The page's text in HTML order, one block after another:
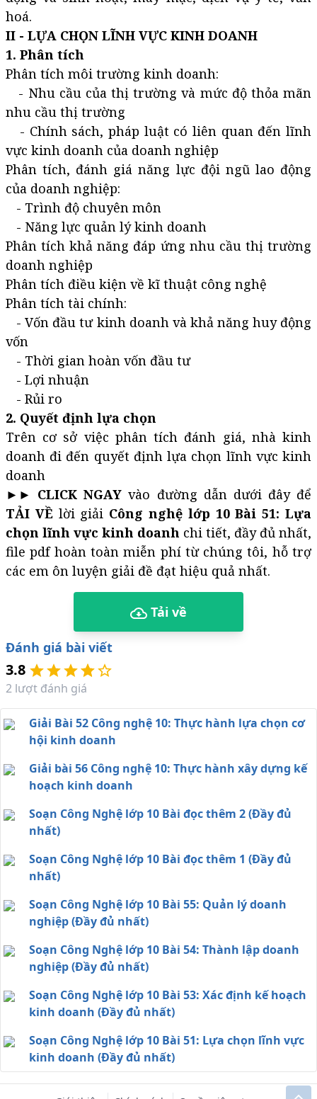
hoá.
II - LỰA CHỌN LĨNH VỰC KINH DOANH
1. Phân tích
Phân tích môi trường kinh doanh:
- Nhu cầu của thị trường và mức độ thỏa mãn
nhu cầu thị trường
- Chính sách, pháp luật có liên quan đến lĩnh
vực kinh doanh của doanh nghiệp
Phân tích, đánh giá năng lực đội ngũ lao động
của doanh nghiệp:
- Trình độ chuyên môn
- Năng lực quản lý kinh doanh
Phân tích khả năng đáp ứng nhu cầu thị trường
doanh nghiệp
Phân tích điều kiện về kĩ thuật công nghệ
Phân tích tài chính:
- Vốn đầu tư kinh doanh và khả năng huy động
vốn
- Thời gian hoàn vốn đầu tư
- Lợi nhuận
- Rủi ro
2. Quyết định lựa chọn
Trên cơ sở việc phân tích đánh giá, nhà kinh
doanh đi đến quyết định lựa chọn lĩnh vực kinh
doanh
►► CLICK NGAY vào đường dẫn dưới đây để
TẢI VỀlời giải Công nghệ lớp 10 Bài 51: Lựa
chọn lĩnh vực kinh doanh chi tiết, đầy đủ nhất,
file pdf hoàn toàn miễn phí từ chúng tôi, hỗ trợ
các em ôn luyện giải đề đạt hiệu quả nhất.
Tải về
Đánh giá bài viết
3.8
2 lượt đánh giá
Giải Bài 52 Công nghệ 10: Thực hành lựa chọn cơ
hội kinh doanh
Giải bài 56 Công nghệ 10: Thực hành xây dựng kế
hoạch kinh doanh
Soạn Công Nghệ lớp 10 Bài đọc thêm 2 (Đầy đủ
nhất)
Soạn Công Nghệ lớp 10 Bài đọc thêm 1 (Đầy đủ
nhất)
Soạn Công Nghệ lớp 10 Bài 55: Quản lý doanh
nghiệp (Đầy đủ nhất)
Soạn Công Nghệ lớp 10 Bài 54: Thành lập doanh
nghiệp (Đầy đủ nhất)
Soạn Công Nghệ lớp 10 Bài 53: Xác định kế hoạch
kinh doanh (Đầy đủ nhất)
Soạn Công Nghệ lớp 10 Bài 51: Lựa chọn lĩnh vực
kinh doanh (Đầy đủ nhất)